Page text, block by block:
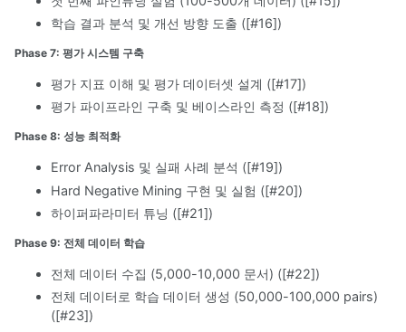
학습 결과 분석 및 개선 방향 도출 ([#16])
Phase 7: 평가 시스템 구축
평가 지표 이해 및 평가 데이터셋 설계 ([#17])
평가 파이프라인 구축 및 베이스라인 측정 ([#18])
Phase 8: 성능 최적화
Error Analysis 및 실패 사례 분석 ([#19])
Hard Negative Mining 구현 및 실험 ([#20])
하이퍼파라미터 튜닝 ([#21])
Phase 9: 전체 데이터 학습
전체 데이터 수집 (5,000-10,000 문서) ([#22])
전체 데이터로 학습 데이터 생성 (50,000-100,000 pairs)
([#23])